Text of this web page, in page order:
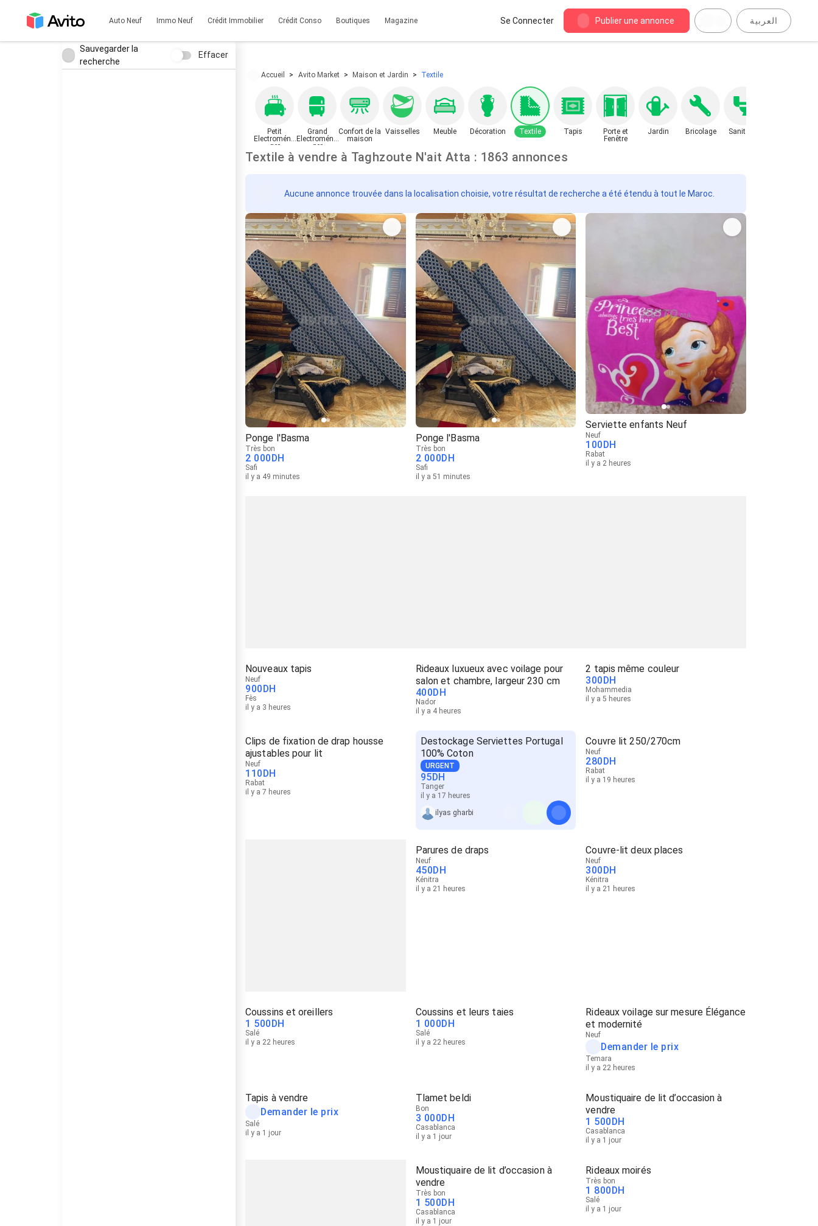
Auto Neuf Immo Neuf Crédit Immobilier Crédit Conso Boutiques Magazine Se Connecter Publier une annonce العربية
Sauvegarder la
recherche
Effacer
Accueil Avito Market Maison et Jardin Textile
Petit
Electroména
ger
Grand
Electroména
ger
Confort de la
maison
Vaisselles Meuble Décoration Textile Tapis
Porte et
Fenêtre
Jardin Bricolage Sanitaire
Textile à vendre à Taghzoute N'ait Atta : 1863 annonces
Aucune annonce trouvée dans la localisation choisie, votre résultat de recherche a été étendu à tout le Maroc.
Ponge l'Basma
Très bon
2 000DH
Safi
il y a 49 minutes
Ponge l'Basma
Très bon
2 000DH
Safi
il y a 51 minutes
Serviette enfants Neuf
Neuf
100DH
Rabat
il y a 2 heures
Nouveaux tapis
Neuf
900DH
Fès
il y a 3 heures
Rideaux luxueux avec voilage pour
salon et chambre, largeur 230 cm
400DH
Nador
il y a 4 heures
2 tapis même couleur
300DH
Mohammedia
il y a 5 heures
Clips de fixation de drap housse
ajustables pour lit
Neuf
110DH
Rabat
il y a 7 heures
Destockage Serviettes Portugal
100% Coton
URGENT
95DH
Tanger
il y a 17 heures
ilyas gharbi
Couvre lit 250/270cm
Neuf
280DH
Rabat
il y a 19 heures
Parures de draps
Neuf
450DH
Kénitra
il y a 21 heures
Couvre-lit deux places
Neuf
300DH
Kénitra
il y a 21 heures
Coussins et oreillers
1 500DH
Salé
il y a 22 heures
Coussins et leurs taies
1 000DH
Salé
il y a 22 heures
Rideaux voilage sur mesure Élégance
et modernité
Neuf
Demander le prix
Temara
il y a 22 heures
Tapis à vendre
Demander le prix
Salé
il y a 1 jour
Tlamet beldi
Bon
3 000DH
Casablanca
il y a 1 jour
Moustiquaire de lit d’occasion à
vendre
1 500DH
Casablanca
il y a 1 jour
Moustiquaire de lit d’occasion à
vendre
Très bon
1 500DH
Casablanca
il y a 1 jour
Rideaux moirés
Très bon
1 800DH
Salé
il y a 1 jour